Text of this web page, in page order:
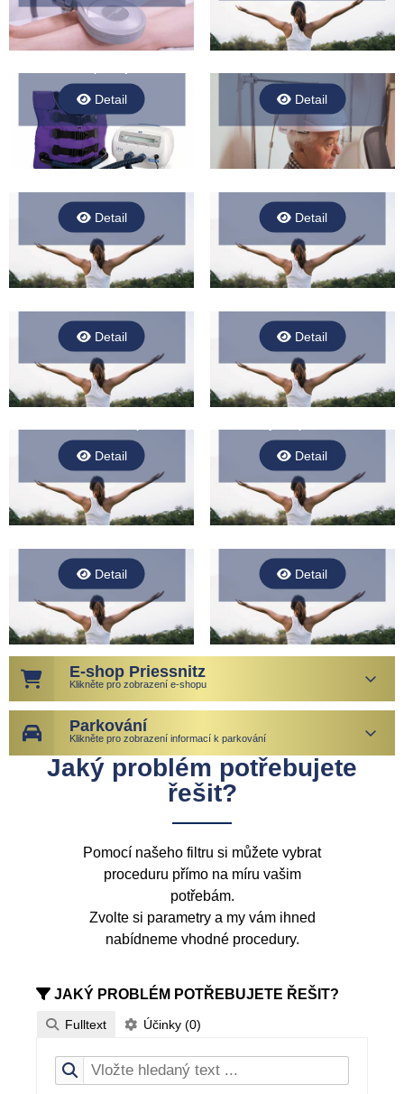
Detail Detail
Detail Detail
Detail Detail
Detail Detail
Detail Detail
E-shop Priessnitz
Klikněte pro zobrazení e-shopu
Parkování
Klikněte pro zobrazení informací k parkování
Jaký problém potřebujete
řešit?
Pomocí našeho filtru si můžete vybrat
proceduru přímo na míru vašim
potřebám.
Zvolte si parametry a my vám ihned
nabídneme vhodné procedury.
JAKÝ PROBLÉM POTŘEBUJETE ŘEŠIT?
Fulltext Účinky (0)